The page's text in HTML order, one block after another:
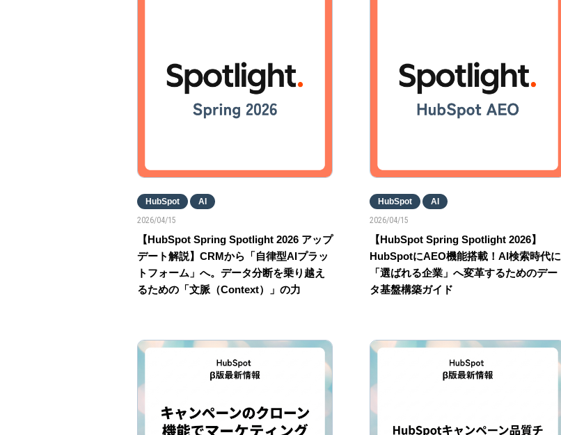
HubSpot
AI
2026/04/15
【HubSpot Spring Spotlight 2026 アップ
デート解説】CRMから「自律型AIプラッ
トフォーム」へ。データ分断を乗り越え
るための「文脈（Context）」の力
HubSpot
AI
2026/04/15
【HubSpot Spring Spotlight 2026】
HubSpotにAEO機能搭載！AI検索時代に
「選ばれる企業」へ変革するためのデー
タ基盤構築ガイド